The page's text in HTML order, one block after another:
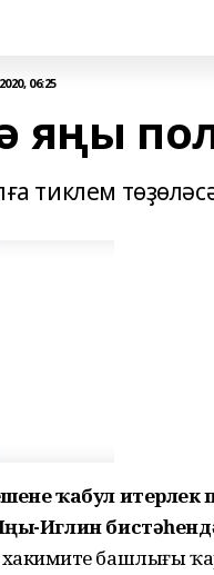
06:25
яңы
тиклем
ҡабул
Иглин
башлығы